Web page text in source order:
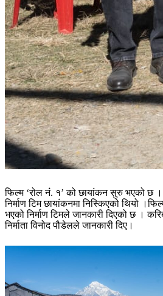
फिल्म ‘रोल नंं. १’ को छायांकन सुरु भएको छ ।
निर्माण टिम छायांकनमा निस्किएको थियो
भएको निर्माण टिमले जानकारी दिएको छ ।
निर्माता विनोद पौडेलले जानकारी दिए।